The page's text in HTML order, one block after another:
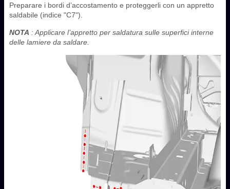
Preparare i bordi d’accostamento e proteggerli con un appretto
saldabile (indice "C7").
NOTA : Applicare l’appretto per saldatura sulle superfici interne
delle lamiere da saldare.